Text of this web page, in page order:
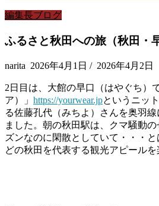
編集長ブログ
ふるさと秋田への旅（秋田・
narita 2026年4月1日 / 2026年4月2日
2日目は、大館の早口（はやぐち）
ア）」 https://yourwear.jpというニッ
る佐藤孔代（みちよ）さんを奥羽
ました。朝の秋田駅は、クマ騒動
ズンなのに閑散としていて・・・
どの秋田を代表する観光アピールを